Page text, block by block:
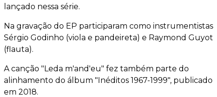
lançado nessa série.
Na gravação do EP participaram como instrumentistas
Sérgio Godinho (viola e pandeireta) e Raymond Guyot
(flauta).
A canção "Leda m'and'eu" fez também parte do
alinhamento do álbum "Inéditos 1967-1999", publicado
em 2018.